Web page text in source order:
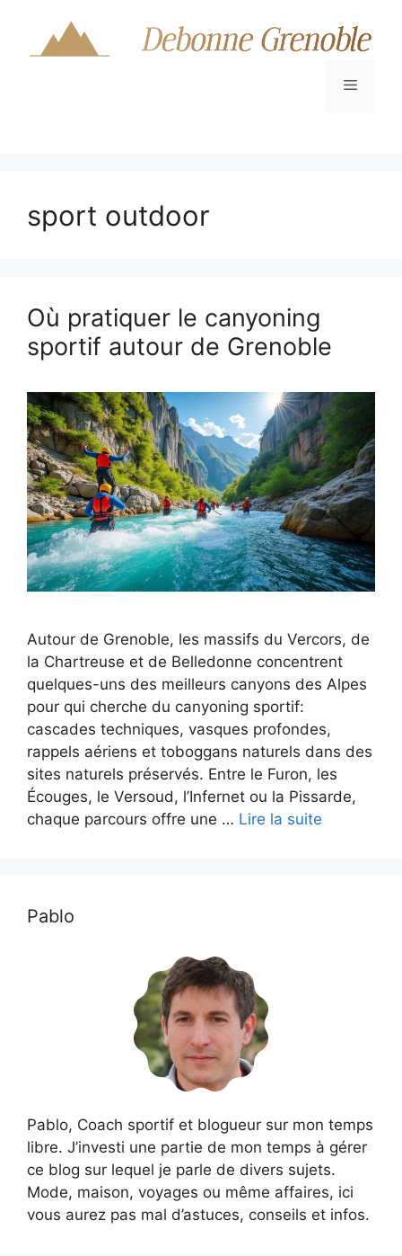
contenu
Menu
sport outdoor
Où pratiquer le canyoning
sportif autour de Grenoble
Autour de Grenoble, les massifs du Vercors, de
la Chartreuse et de Belledonne concentrent
quelques-uns des meilleurs canyons des Alpes
pour qui cherche du canyoning sportif:
cascades techniques, vasques profondes,
rappels aériens et toboggans naturels dans des
sites naturels préservés. Entre le Furon, les
Écouges, le Versoud, l’Infernet ou la Pissarde,
chaque parcours offre une … Lire la suite
Pablo
Pablo, Coach sportif et blogueur sur mon temps
libre. J’investi une partie de mon temps à gérer
ce blog sur lequel je parle de divers sujets.
Mode, maison, voyages ou même affaires, ici
vous aurez pas mal d’astuces, conseils et infos.